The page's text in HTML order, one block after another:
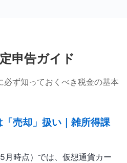
申告ガイド
ず知っておくべき税金の基本
売却」扱い｜雑所得課
時点）では、仮想通貨カー